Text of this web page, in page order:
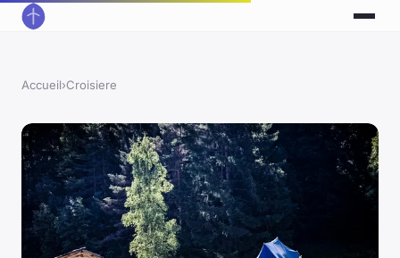
Accueil›Croisiere